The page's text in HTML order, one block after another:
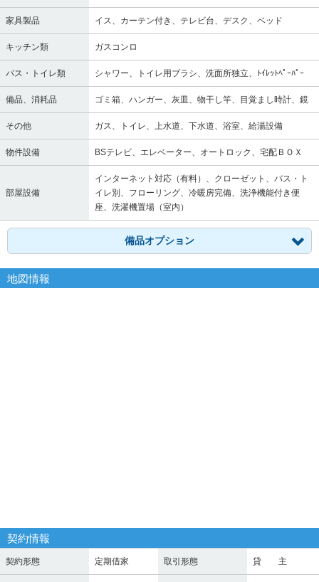
家具製品 イス、カーテン付き、テレビ台、デスク、ベッド
キッチン類 ガスコンロ
バス・トイレ類 シャワー、トイレ用ブラシ、洗面所独立、ﾄｲﾚｯﾄﾍﾟｰﾊﾟｰ
備品、消耗品 ゴミ箱、ハンガー、灰皿、物干し竿、目覚まし時計、鏡
その他 ガス、トイレ、上水道、下水道、浴室、給湯設備
物件設備 BSテレビ、エレベーター、オートロック、宅配ＢＯＸ
部屋設備
インターネット対応（有料）、クローゼット、バス・ト
イレ別、フローリング、冷暖房完備、洗浄機能付き便
座、洗濯機置場（室内）
備品オプション
地図情報
契約情報
契約形態 定期借家 取引形態 貸 主